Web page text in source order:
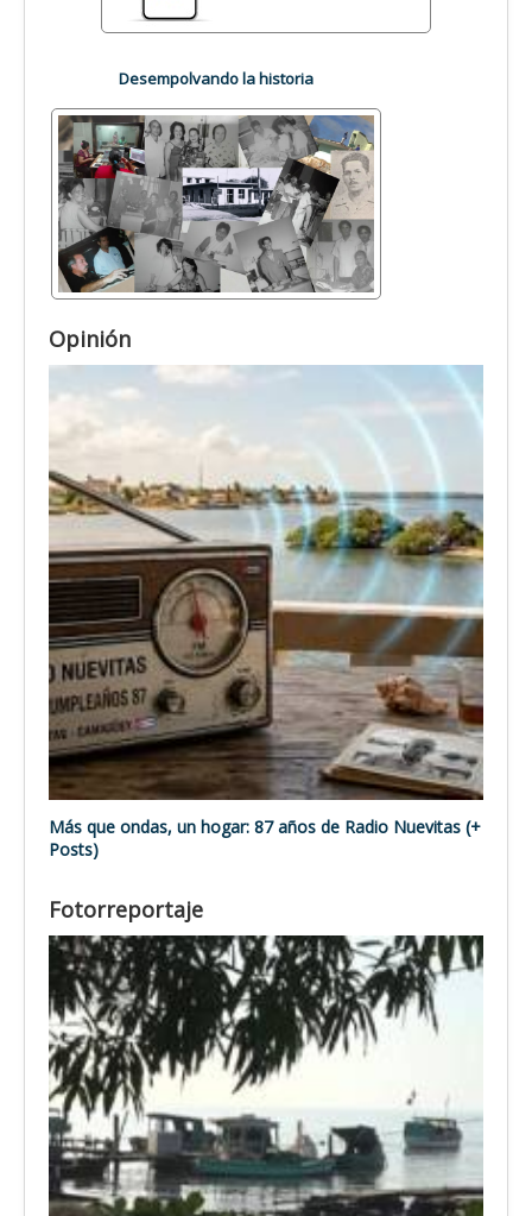
Desempolvando la historia
Opinión
Más que ondas, un hogar: 87 años de Radio Nuevitas (+
Posts)
Fotorreportaje